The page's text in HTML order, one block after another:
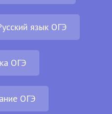
язык ОГЭ
ОГЭ
ОГЭ